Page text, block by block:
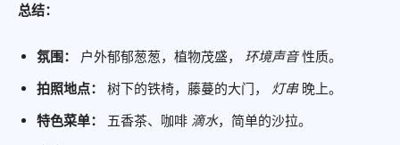
总结：
氛围： 户外郁郁葱葱，植物茂盛， 环境声音性质。
拍照地点：
树下的铁椅，藤蔓的大门， 灯串晚上。
特色菜单：
五香茶、咖啡 滴水，简单的沙拉。